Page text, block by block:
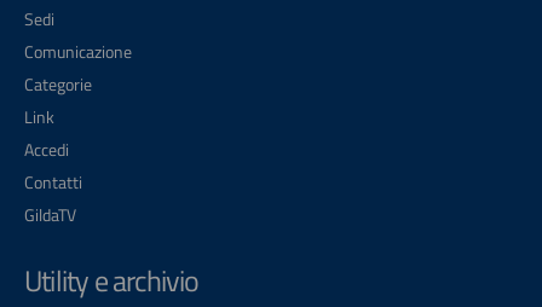
Sedi
Comunicazione
Categorie
Link
Accedi
Contatti
GildaTV
Utility e archivio